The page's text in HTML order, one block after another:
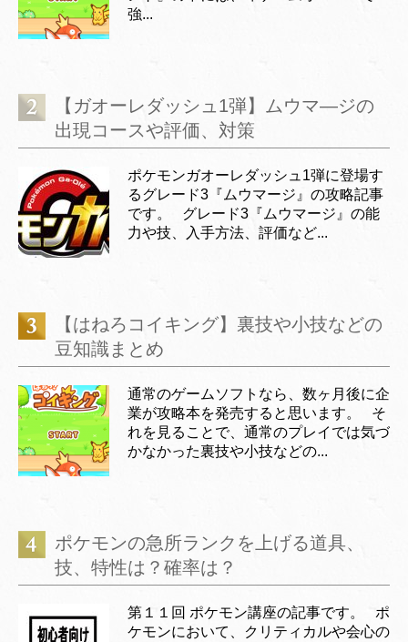
強...
【ガオーレダッシュ1弾】ムウマ―ジの
出現コースや評価、対策
ポケモンガオーレダッシュ1弾に登場す
るグレード3『ムウマージ』の攻略記事
です。 グレード3『ムウマージ』の能
力や技、入手方法、評価など...
【はねろコイキング】裏技や小技などの
豆知識まとめ
通常のゲームソフトなら、数ヶ月後に企
業が攻略本を発売すると思います。 そ
れを見ることで、通常のプレイでは気づ
かなかった裏技や小技などの...
ポケモンの急所ランクを上げる道具、
技、特性は？確率は？
第１１回 ポケモン講座の記事です。 ポ
ケモンにおいて、クリティカルや会心の